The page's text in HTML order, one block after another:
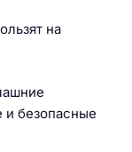
на
и безопасные